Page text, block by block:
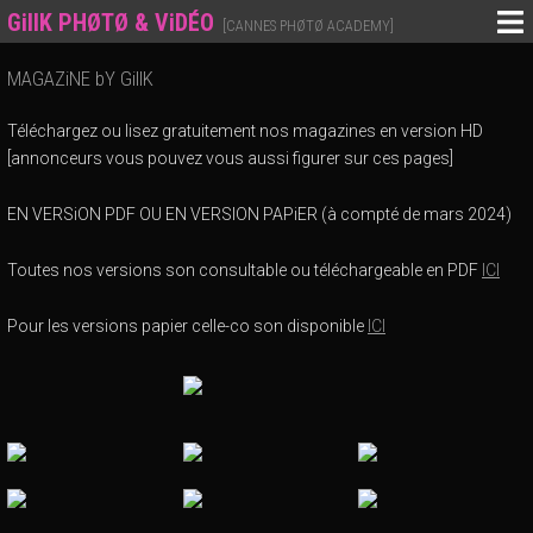
GillK PHØTØ & ViDÉO [CANNES PHØTØ ACADEMY]
MAGAZiNE bY GillK
Téléchargez ou lisez gratuitement nos magazines en version HD
[annonceurs vous pouvez vous aussi figurer sur ces pages]
EN VERSiON PDF OU EN VERSION PAPiER (à compté de mars 2024)
Toutes nos versions son consultable ou téléchargeable en PDF ICI
Pour les versions papier celle-co son disponible ICI